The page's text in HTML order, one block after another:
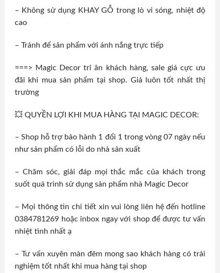
– Không sử dụng KHAY GỖ trong lò vi sóng, nhiệt độ
cao
– Tránh để sản phẩm với ánh nắng trực tiếp
===> Magic Decor tri ân khách hàng, sale giá cực ưu
đãi khi mua sản phẩm tại shop. Giá luôn tốt nhất thị
trường
💥 QUYỀN LỢI KHI MUA HÀNG TẠI MAGIC DECOR:
– Shop hỗ trợ bảo hành 1 đổi 1 trong vòng 07 ngày nếu
như sản phẩm có lỗi do nhà sản xuất
– Chăm sóc, giải đáp mọi thắc mắc của khách trong
suốt quá trình sử dụng sản phẩm nhà Magic Decor
– Mọi thông tin chi tiết xin vui lòng liên hệ đến hotline
0384781269 hoặc inbox ngay với shop để được tư vấn
nhiệt tình nhất ạ
– Tư vấn xuyên màn đêm mong sao khách hàng có trải
nghiệm tốt nhất khi mua hàng tại shop